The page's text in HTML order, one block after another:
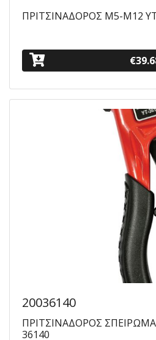
ΠΡΙΤΣΙΝΑΔΟΡΟΣ Μ5-Μ12
20036140
ΠΡΙΤΣΙΝΑΔΟΡΟΣ
36140